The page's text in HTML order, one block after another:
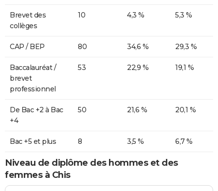
Brevet des
collèges
10 4,3 % 5,3 %
CAP / BEP 80 34,6 % 29,3 %
Baccalauréat /
brevet
professionnel
53 22,9 % 19,1 %
De Bac +2 à Bac
+4
50 21,6 % 20,1 %
Bac +5 et plus 8 3,5 % 6,7 %
Niveau de diplôme des hommes et des
femmes à Chis